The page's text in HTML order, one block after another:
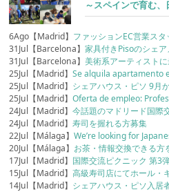
～スペインで育む
6Ago【Madrid】 ファッションEC営業ス
31Jul【Barcelona】家具付きPisoのシェ
31Jul【Barcelona】美術系アーティスト
25Jul【Madrid】Se alquila apartamento
25Jul【Madrid】 シェアハウス・ピソ 9月
25Jul【Madrid】Oferta de empleo:
24Jul【Madrid】今話題のマドリード国際
24Jul【Madrid】寿司を握れる方募集
22Jul【Málaga】We’re looking for
20Jul【Málaga】 お茶・情報交換できる方
17Jul【Madrid】 国際交流ピクニック 第3
15Jul【Madrid】高級寿司店にてホール・
14Jul【Madrid】 シェアハウス・ピソ入居